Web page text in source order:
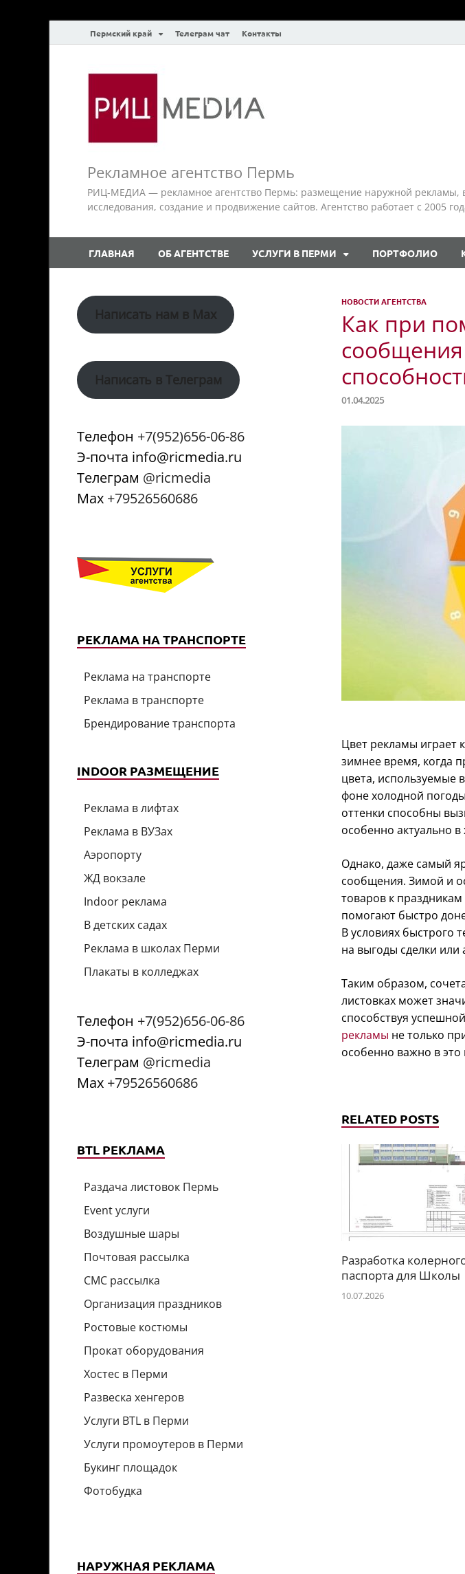
Пермский край Телеграм чат Контакты
Рекламное агентство Пермь
РИЦ-МЕДИА — рекламное агентство Пермь: размещение наружной рекламы,
исследования, создание и продвижение сайтов. Агентство работает с 2005
ГЛАВНАЯ ОБ АГЕНТСТВЕ УСЛУГИ В ПЕРМИ ПОРТФОЛИО
НОВОСТИ АГЕНТСТВА
Как при
01.04.2025
Цвет рекламы играет
зимнее время, когда
цвета, используемые
фоне холодной
оттенки способны
особенно актуально
Однако, даже самый
сообщения. Зимой и
товаров к
помогают быстро
В условиях быстрого
на выгоды сделки или
Таким образом,
листовках может
способствуя
рекламы не только
особенно важно в это
RELATED POSTS
Разработка
паспорта для Школы
10.07.2026
Написать нам в Max
Написать в Телеграм
Телефон +7(952)656-06-86
Э-почта info@ricmedia.ru
Телеграм @ricmedia
Мах +79526560686
РЕКЛАМА НА ТРАНСПОРТЕ
Реклама на транспорте
Реклама в транспорте
Брендирование транспорта
INDOOR РАЗМЕЩЕНИЕ
Реклама в лифтах
Реклама в ВУЗах
Аэропорту
ЖД вокзале
Indoor реклама
В детских садах
Реклама в школах Перми
Плакаты в колледжах
Телефон +7(952)656-06-86
Э-почта info@ricmedia.ru
Телеграм @ricmedia
Мах +79526560686
BTL РЕКЛАМА
Раздача листовок Пермь
Event услуги
Воздушные шары
Почтовая рассылка
СМС рассылка
Организация праздников
Ростовые костюмы
Прокат оборудования
Хостес в Перми
Развеска хенгеров
Услуги BTL в Перми
Услуги промоутеров в Перми
Букинг площадок
Фотобудка
НАРУЖНАЯ РЕКЛАМА